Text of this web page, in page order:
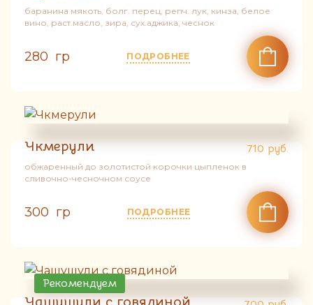
баранина мякоть, болг. перец, репч. лук, кинза, белое
вино, раст.масло, зира, сух.аджика, чеснок
280 гр ПОДРОБНЕЕ
Чкмерули 710 руб.
обжаренный до золотистой корочки цыпленок в
сливочно-чесночном соусе
300 гр ПОДРОБНЕЕ
Рекомендуем